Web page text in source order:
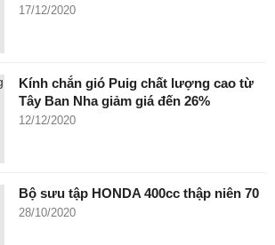
17/12/2020
Kính chắn gió Puig chất lượng cao từ
Tây Ban Nha giảm giá đến 26%
12/12/2020
Bộ sưu tập HONDA 400cc thập niên 70
28/10/2020